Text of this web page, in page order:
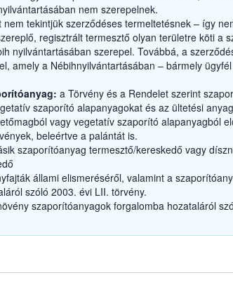
nem szerepelnek.
nem tekintjük szerződéses termeltetésnek – így
regisztrált termesztő olyan területre köti a
nyilvántartásában szerepel. Továbbá, a
amely a Nébihnyilvántartásában – bármely
a Törvény és a Rendelet szerint
szaporító alapanyagokat és az ültetési
vagy vegetatív szaporító alapanyagból
beleértve a palántát is.
szaporítóanyag termesztő/kereskedő vagy
állami elismeréséről, valamint a
szóló 2003. évi LII. törvény.
szaporítóanyagok forgalomba hozataláról